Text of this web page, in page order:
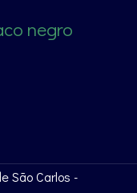
negro
São Carlos -